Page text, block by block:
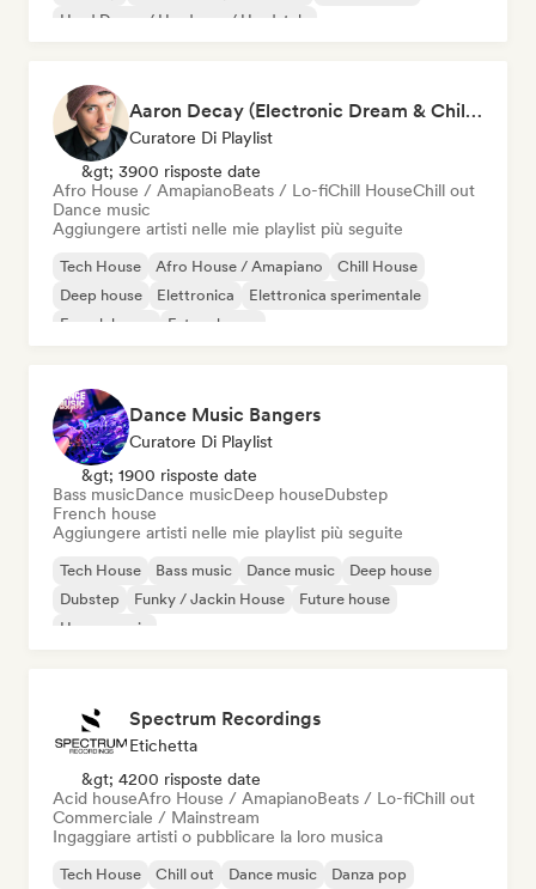
Hard Dance / Hardcore / Hardstyle
Aaron Decay (Electronic Dream & Chill Electronic Dream playlists)
Curatore Di Playlist
&gt; 3900 risposte date
Afro House / AmapianoBeats / Lo-fiChill HouseChill out
Dance music
Aggiungere artisti nelle mie playlist più seguite
Tech House Afro House / Amapiano
Chill House
Deep house
Elettronica
Elettronica sperimentale
French house
Future house
Dance Music Bangers
Curatore Di Playlist
&gt; 1900 risposte date
Bass musicDance musicDeep houseDubstep
French house
Aggiungere artisti nelle mie playlist più seguite
Tech House Bass music Dance music
Deep house
Dubstep
Funky / Jackin House
Future house
House music
Spectrum Recordings
Etichetta
&gt; 4200 risposte date
Acid houseAfro House / AmapianoBeats / Lo-fiChill out
Commerciale / Mainstream
Ingaggiare artisti o pubblicare la loro musica
Tech House Chill out Dance music Danza pop